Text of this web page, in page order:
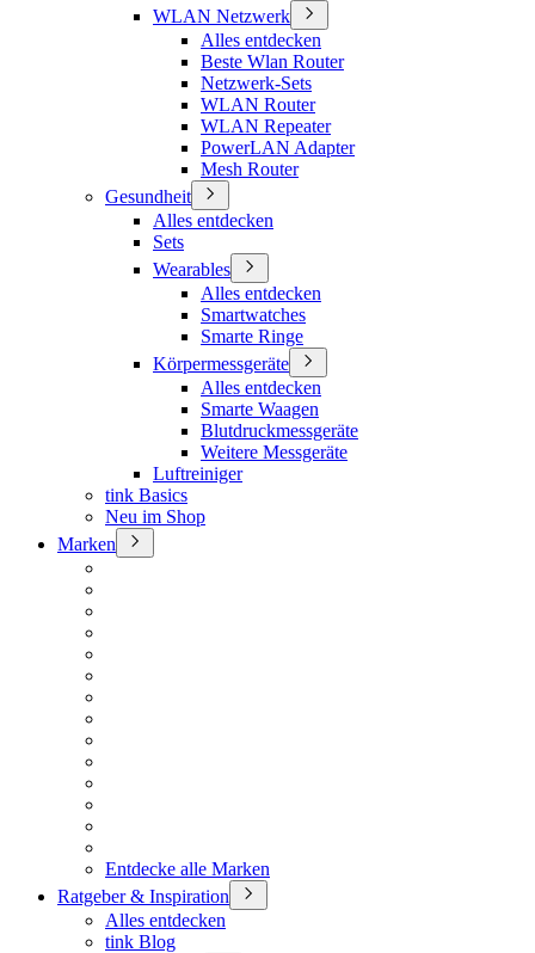
WLAN Netzwerk
Alles entdecken
Beste Wlan Router
Netzwerk-Sets
WLAN Router
WLAN Repeater
PowerLAN Adapter
Mesh Router
Gesundheit
Alles entdecken
Sets
Wearables
Alles entdecken
Smartwatches
Smarte Ringe
Körpermessgeräte
Alles entdecken
Smarte Waagen
Blutdruckmessgeräte
Weitere Messgeräte
Luftreiniger
tink Basics
Neu im Shop
Marken
Entdecke alle Marken
Ratgeber & Inspiration
Alles entdecken
tink Blog